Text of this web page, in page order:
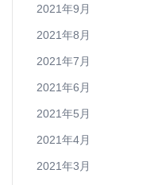
2021年9月
2021年8月
2021年7月
2021年6月
2021年5月
2021年4月
2021年3月